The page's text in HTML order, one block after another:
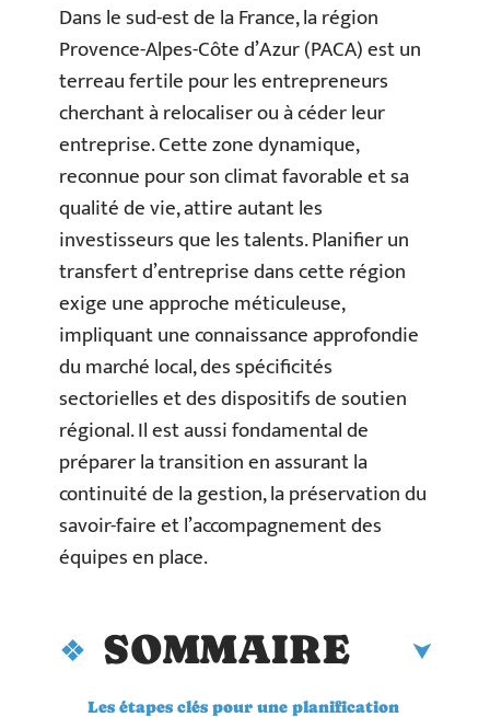
Dans le sud-est de la France, la région
Provence-Alpes-Côte d’Azur (PACA) est un
terreau fertile pour les entrepreneurs
cherchant à relocaliser ou à céder leur
entreprise. Cette zone dynamique,
reconnue pour son climat favorable et sa
qualité de vie, attire autant les
investisseurs que les talents. Planifier un
transfert d’entreprise dans cette région
exige une approche méticuleuse,
impliquant une connaissance approfondie
du marché local, des spécificités
sectorielles et des dispositifs de soutien
régional. Il est aussi fondamental de
préparer la transition en assurant la
continuité de la gestion, la préservation du
savoir-faire et l’accompagnement des
équipes en place.
SOMMAIRE
Les étapes clés pour une planification